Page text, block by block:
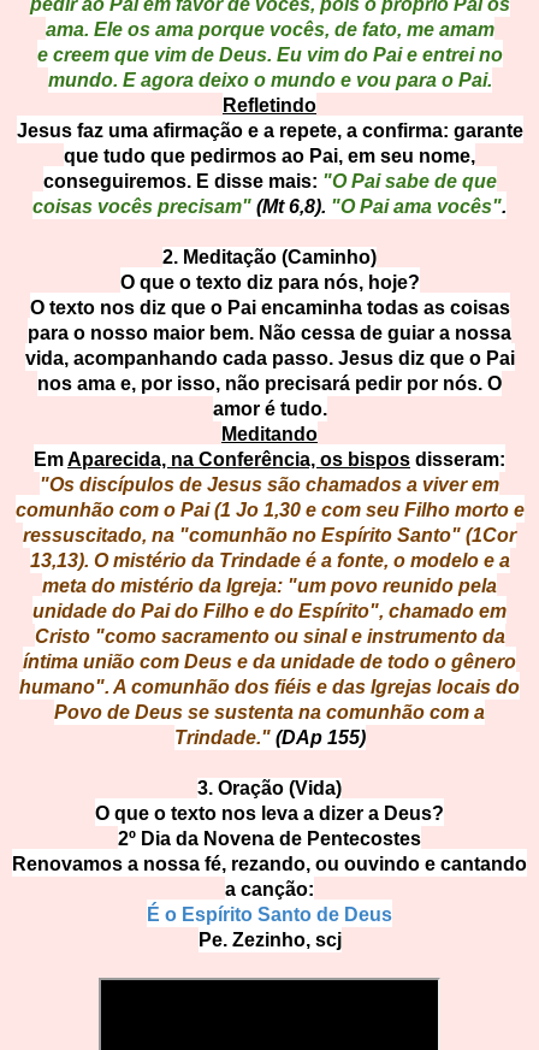
pedir ao Pai em favor de vocês, pois o próprio Pai os
ama. Ele os ama porque vocês, de fato, me amam
e creem que vim de Deus. Eu vim do Pai e entrei no
mundo. E agora deixo o mundo e vou para o Pai.
Refletindo
Jesus faz uma afirmação e a repete, a confirma: garante
que tudo que pedirmos ao Pai, em seu nome,
conseguiremos. E disse mais: "O Pai sabe de que
coisas vocês precisam" (Mt 6,8). "O Pai ama vocês".
2. Meditação (Caminho)
O que o texto diz para nós, hoje?
O texto nos diz que o Pai encaminha todas as coisas
para o nosso maior bem. Não cessa de guiar a nossa
vida, acompanhando cada passo. Jesus diz que o Pai
nos ama e, por isso, não precisará pedir por nós. O
amor é tudo.
Meditando
EmAparecida, na Conferência, os bispos disseram:
"Os discípulos de Jesus são chamados a viver em
comunhão com o Pai (1 Jo 1,30 e com seu Filho morto e
ressuscitado, na "comunhão no Espírito Santo" (1Cor
13,13). O mistério da Trindade é a fonte, o modelo e a
meta do mistério da Igreja: "um povo reunido pela
unidade do Pai do Filho e do Espírito", chamado em
Cristo "como sacramento ou sinal e instrumento da
íntima união com Deus e da unidade de todo o gênero
humano". A comunhão dos fiéis e das Igrejas locais do
Povo de Deus se sustenta na comunhão com a
Trindade." (DAp 155)
3. Oração (Vida)
O que o texto nos leva a dizer a Deus?
2º Dia da Novena de Pentecostes
Renovamos a nossa fé, rezando, ou ouvindo e cantando
a canção:
É o Espírito Santo de Deus
Pe. Zezinho, scj